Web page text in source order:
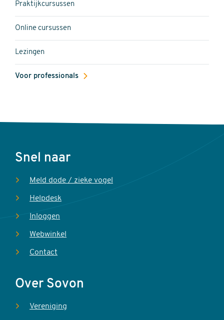
Praktijkcursussen
Online cursussen
Lezingen
Voor professionals
Voet
Snel naar
Meld dode / zieke vogel
Helpdesk
Inloggen
Webwinkel
Contact
Over Sovon
Vereniging